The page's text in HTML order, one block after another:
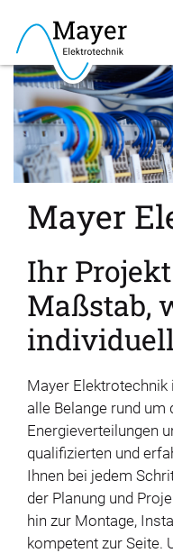
Mayer
Ihr
Maßstab,
Mayer
alle Belange rund um
Energieverteilungen
qualifizierten und
Ihnen bei jedem
der Planung und
hin zur Montage,
kompetent zur Seite.